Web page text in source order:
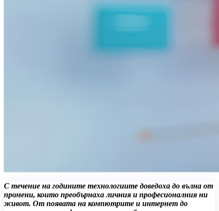
С течение на годините технологиите доведоха до вълна от
промени, които преобърнаха личния и професионалния ни
живот. От появата на компютрите и интернет до